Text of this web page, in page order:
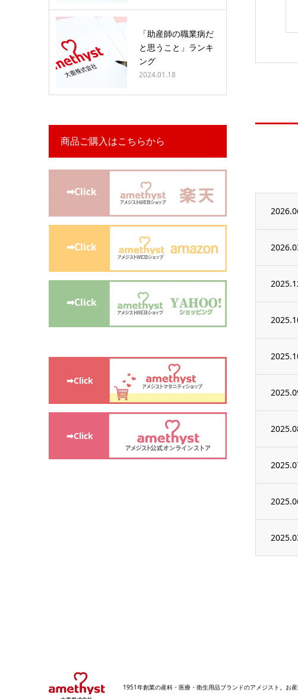
「助産師の職業病だ
と思うこと」ランキ
ング
2024.01.18
商品ご購入はこちらから
➡Click
➡Click
➡Click
➡Click
➡Click
1951年創業の産科・医療・衛生用品ブランドのアメジスト。お